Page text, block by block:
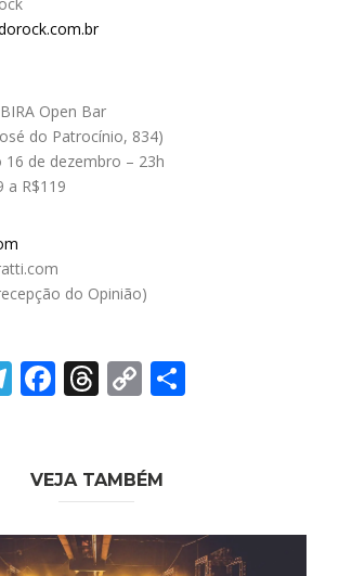
Open Bar
do Patrocínio, 834)
16 de dezembro – 23h
a R$119
do Opinião)
Telegram
Facebook
Threads
Copy
VEJA TAMBÉM